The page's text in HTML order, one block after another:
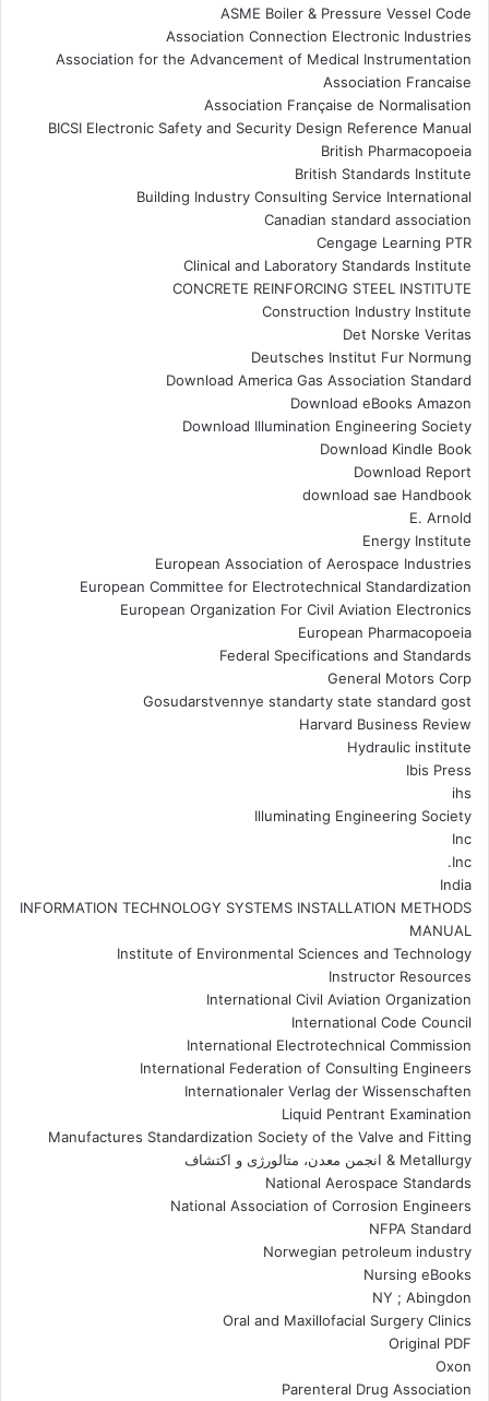
ASME Boiler & Pressure Vessel Code
Association Connection Electronic Industries
Association for the Advancement of Medical Instrumentation
Association Francaise
Association Française de Normalisation
BICSI Electronic Safety and Security Design Reference Manual
British Pharmacopoeia
British Standards Institute
Building Industry Consulting Service International
Canadian standard association
Cengage Learning PTR
Clinical and Laboratory Standards Institute
CONCRETE REINFORCING STEEL INSTITUTE
Construction Industry Institute
Det Norske Veritas
Deutsches Institut Fur Normung
Download America Gas Association Standard
Download eBooks Amazon
Download Illumination Engineering Society
Download Kindle Book
Download Report
download sae Handbook
E. Arnold
Energy Institute
European Association of Aerospace Industries
European Committee for Electrotechnical Standardization
European Organization For Civil Aviation Electronics
European Pharmacopoeia
Federal Specifications and Standards
General Motors Corp
Gosudarstvennye standarty state standard gost
Harvard Business Review
Hydraulic institute
Ibis Press
ihs
Illuminating Engineering Society
Inc
Inc.
India
INFORMATION TECHNOLOGY SYSTEMS INSTALLATION METHODS
MANUAL
Institute of Environmental Sciences and Technology
Instructor Resources
International Civil Aviation Organization
International Code Council
International Electrotechnical Commission
International Federation of Consulting Engineers
Internationaler Verlag der Wissenschaften
Liquid Pentrant Examination
Manufactures Standardization Society of the Valve and Fitting
Metallurgy & انجمن معدن، متالورژی و اکتشاف
National Aerospace Standards
National Association of Corrosion Engineers
NFPA Standard
Norwegian petroleum industry
Nursing eBooks
NY ; Abingdon
Oral and Maxillofacial Surgery Clinics
Original PDF
Oxon
Parenteral Drug Association